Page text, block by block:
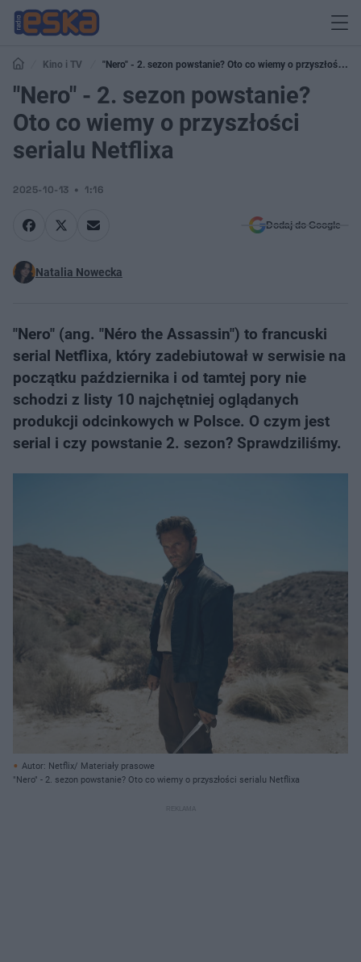
Kino i TV
"Nero" - 2. sezon powstanie? Oto co wiemy o przyszłości
serialu Netflixa
"Nero" - 2. sezon powstanie?
Oto co wiemy o przyszłości
serialu Netflixa
2025-10-13 1:16
Dodaj do Google
Natalia Nowecka
"Nero" (ang. "Néro the Assassin") to francuski
serial Netflixa, który zadebiutował w serwisie na
początku października i od tamtej pory nie
schodzi z listy 10 najchętniej oglądanych
produkcji odcinkowych w Polsce. O czym jest
serial i czy powstanie 2. sezon? Sprawdziliśmy.
Autor: Netflix/ Materiały prasowe
"Nero" - 2. sezon powstanie? Oto co wiemy o przyszłości serialu Netflixa